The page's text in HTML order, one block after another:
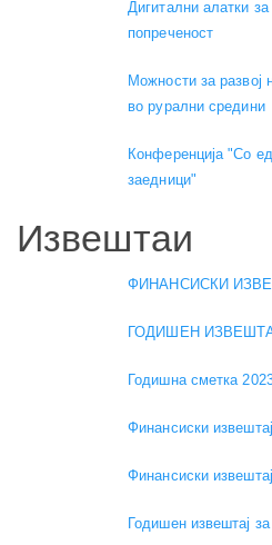
Дигитални алатки
попреченост
Можности за развој
во рурални средини
Конференција "Со
заедници"
Извештаи
ФИНАНСИСКИ
ГОДИШЕН
Годишна сметка
Финансиски
Финансиски
Годишен извештај